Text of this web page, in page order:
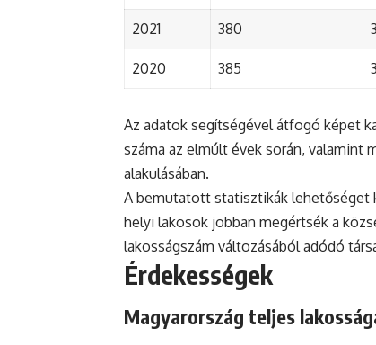
2021 380
2020 385
Az adatok segítségével átfogó képet
száma az elmúlt évek során, valamint
alakulásában.
A bemutatott statisztikák lehetőséget
helyi lakosok jobban megértsék a
lakosságszám változásából adódó
Érdekességek
Magyarország teljes